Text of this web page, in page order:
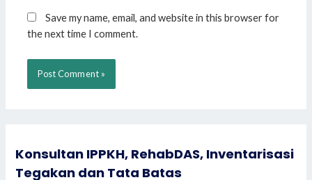
Save my name, email, and website in this browser for
the next time I comment.
Konsultan IPPKH, RehabDAS, Inventarisasi
Tegakan dan Tata Batas